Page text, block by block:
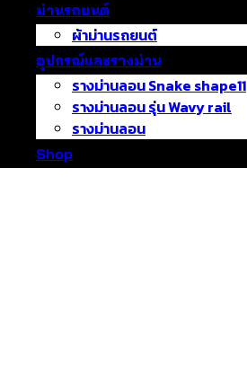
ม่านรถยนต์
ผ้าม่านรถยนต์
อุปกรณ์และรางม่าน
รางม่านลอน Snake shape11
รางม่านลอน รุ่น Wavy rail
รางม่านลอน
Shop